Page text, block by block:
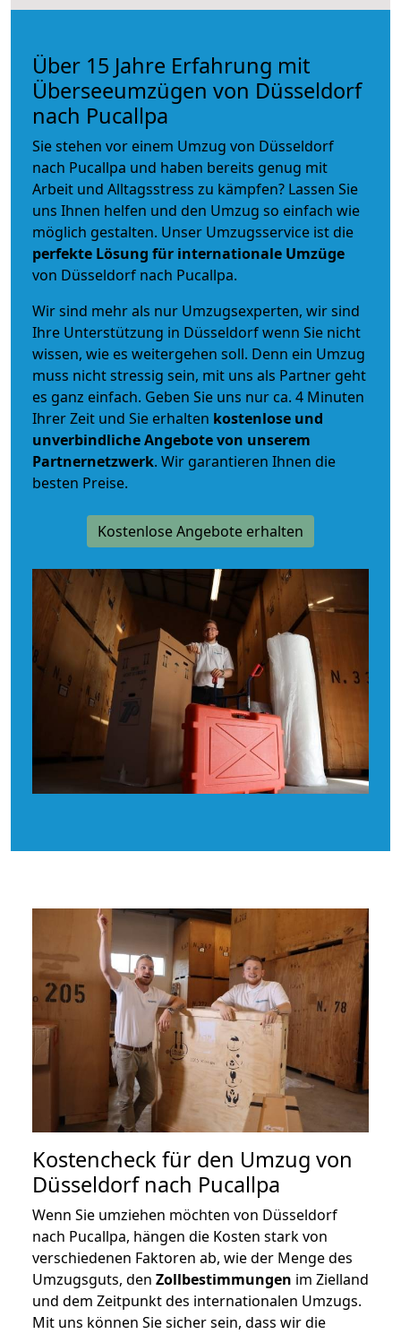
Über 15 Jahre Erfahrung mit
Überseeumzügen von Düsseldorf
nach Pucallpa
Sie stehen vor einem Umzug von Düsseldorf
nach Pucallpa und haben bereits genug mit
Arbeit und Alltagsstress zu kämpfen? Lassen Sie
uns Ihnen helfen und den Umzug so einfach wie
möglich gestalten. Unser Umzugsservice ist die
perfekte Lösung für internationale Umzüge
von Düsseldorf nach Pucallpa.
Wir sind mehr als nur Umzugsexperten, wir sind
Ihre Unterstützung in Düsseldorf wenn Sie nicht
wissen, wie es weitergehen soll. Denn ein Umzug
muss nicht stressig sein, mit uns als Partner geht
es ganz einfach. Geben Sie uns nur ca. 4 Minuten
Ihrer Zeit und Sie erhalten kostenlose und
unverbindlicheAngebote von unserem
Partnernetzwerk. Wir garantieren Ihnen die
besten Preise.
Kostenlose Angebote erhalten
Kostencheck für den Umzug von
Düsseldorf nach Pucallpa
Wenn Sie umziehen möchten von Düsseldorf
nach Pucallpa, hängen die Kosten stark von
verschiedenen Faktoren ab, wie der Menge des
Umzugsguts, den Zollbestimmungen im Zielland
und dem Zeitpunkt des internationalen Umzugs.
Mit uns können Sie sicher sein, dass wir die